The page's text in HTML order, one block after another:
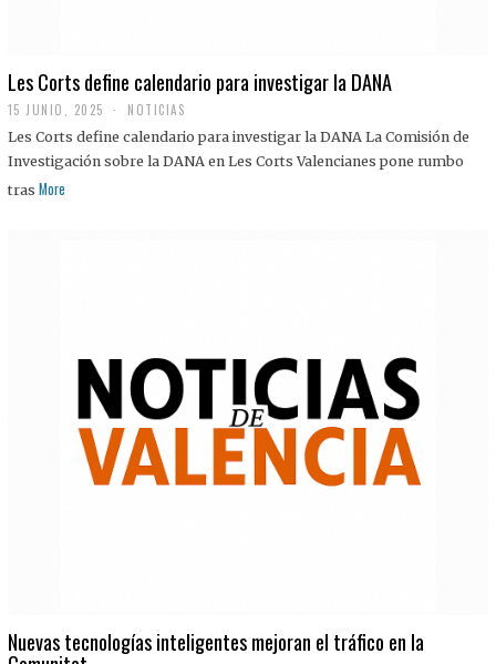
Les Corts define calendario para investigar la DANA
15 JUNIO, 2025 NOTICIAS
Les Corts define calendario para investigar la DANA La Comisión de
Investigación sobre la DANA en Les Corts Valencianes pone rumbo
tras More
Nuevas tecnologías inteligentes mejoran el tráfico en la